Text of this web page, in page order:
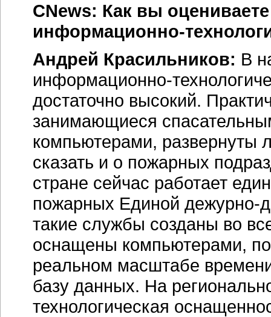
CNews: Как вы
информационно-
Андрей Красильников: В
информационно-
достаточно высокий.
занимающиеся
компьютерами, развернуты
сказать и о пожарных
стране сейчас работает
пожарных Единой дежурно-
такие службы созданы во
оснащены компьютерами,
реальном масштабе
базу данных. На
технологическая